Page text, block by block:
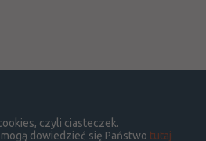
czyli ciasteczek.
dowiedzieć się Państwo tutaj